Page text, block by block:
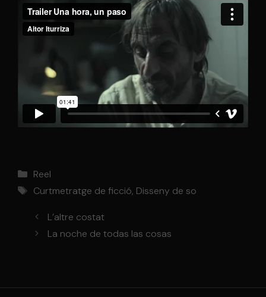
Categories
Reel
Etiquetes
Curtmetratge de ficció, Disseny de so
L’altre costat
La noche de todas las cosas